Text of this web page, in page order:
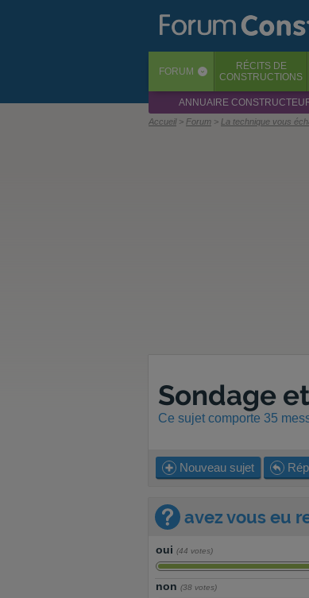
FORUM ‹ RÉCITS DE
CONSTRUCTIONS
ANNUAIRE
Accueil Forum La technique vous
Sondage
Ce sujet comporte 35
Nouveau sujet
avez vous eu
oui (44 votes)
non (38 votes)